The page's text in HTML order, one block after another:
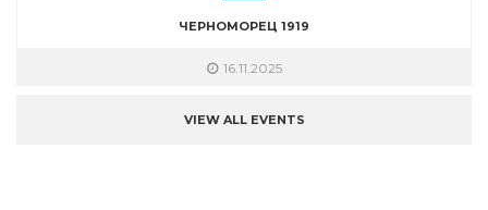
ЧЕРНОМОРЕЦ 1919
16.11.2025
VIEW ALL EVENTS